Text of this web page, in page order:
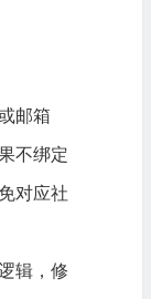
邮箱
不绑定
对应社
辑，修